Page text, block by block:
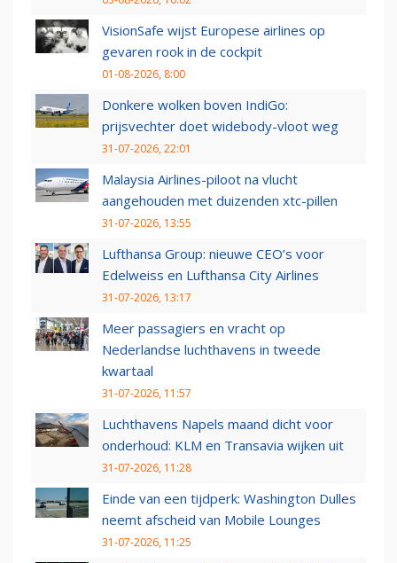
VisionSafe wijst Europese airlines op
gevaren rook in de cockpit
01-08-2026, 8:00
Donkere wolken boven IndiGo:
prijsvechter doet widebody-vloot weg
31-07-2026, 22:01
Malaysia Airlines-piloot na vlucht
aangehouden met duizenden xtc-pillen
31-07-2026, 13:55
Lufthansa Group: nieuwe CEO’s voor
Edelweiss en Lufthansa City Airlines
31-07-2026, 13:17
Meer passagiers en vracht op
Nederlandse luchthavens in tweede
kwartaal
31-07-2026, 11:57
Luchthavens Napels maand dicht voor
onderhoud: KLM en Transavia wijken uit
31-07-2026, 11:28
Einde van een tijdperk: Washington Dulles
neemt afscheid van Mobile Lounges
31-07-2026, 11:25